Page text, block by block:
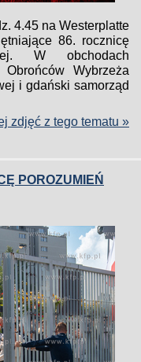
4.45 na Westerplatte
86. rocznicę
W obchodach
Wybrzeża
i gdański samorząd
zdjęć z tego tematu »
POROZUMIEŃ